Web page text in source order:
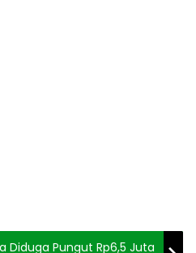
Diduga Pungut Rp6,5 Juta